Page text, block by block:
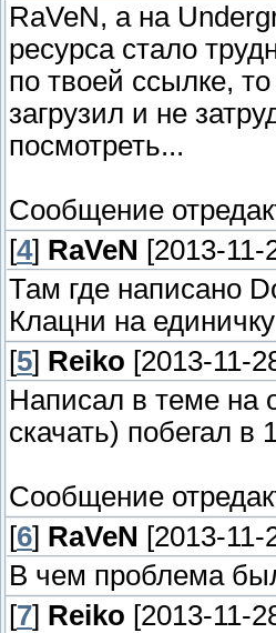
RaVeN, а на
ресурса стало
по твоей ссылке,
загрузил и не
посмотреть...
Сообщение
[4] RaVeN [2013-11-
Там где написано
Клацни на единичку
[5] Reiko [2013-11-
Написал в теме на
скачать) побегал
Сообщение
[6] RaVeN [2013-11-
В чем проблема
[7] Reiko [2013-11-